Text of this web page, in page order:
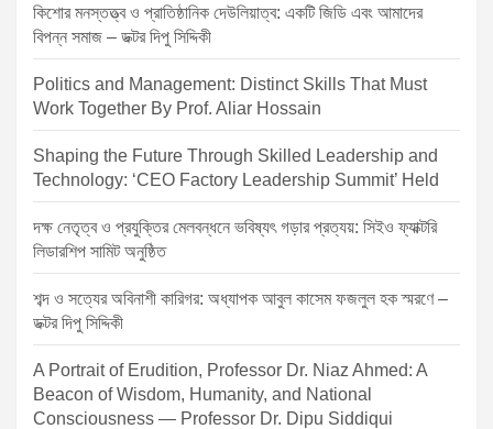
কিশোর মনস্তত্ত্ব ও প্রাতিষ্ঠানিক দেউলিয়াত্ব: একটি জিডি এবং আমাদের
বিপন্ন সমাজ – ডক্টর দিপু সিদ্দিকী
Politics and Management: Distinct Skills That Must
Work Together By Prof. Aliar Hossain
Shaping the Future Through Skilled Leadership and
Technology: ‘CEO Factory Leadership Summit’ Held
দক্ষ নেতৃত্ব ও প্রযুক্তির মেলবন্ধনে ভবিষ্যৎ গড়ার প্রত্যয়: সিইও ফ্যাক্টরি
লিডারশিপ সামিট অনুষ্ঠিত
শব্দ ও সত্যের অবিনাশী কারিগর: অধ্যাপক আবুল কাসেম ফজলুল হক স্মরণে –
ডক্টর দিপু সিদ্দিকী
A Portrait of Erudition, Professor Dr. Niaz Ahmed: A
Beacon of Wisdom, Humanity, and National
Consciousness — Professor Dr. Dipu Siddiqui